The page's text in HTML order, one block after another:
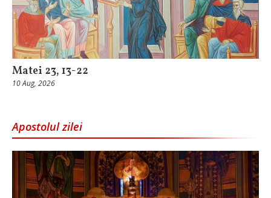
Matei 23, 13-22
10 Aug, 2026
Apostolul zilei